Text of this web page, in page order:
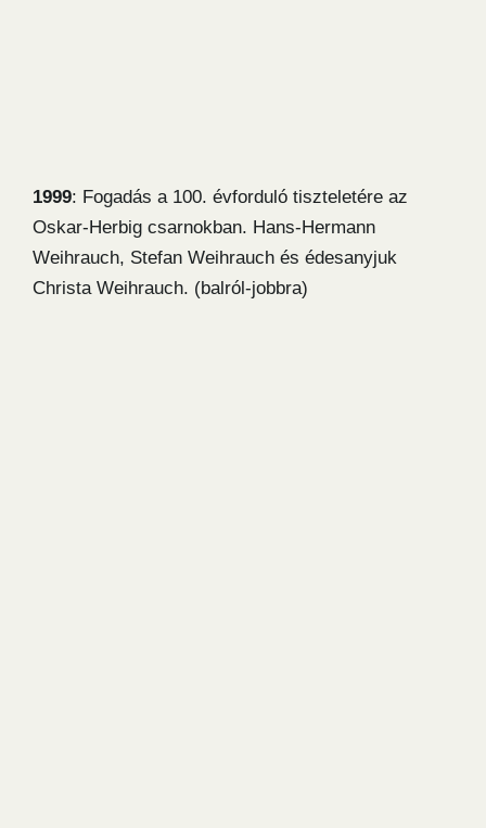
1999: Fogadás a 100. évforduló tiszteletére az
Oskar-Herbig csarnokban. Hans-Hermann
Weihrauch, Stefan Weihrauch és édesanyjuk
Christa Weihrauch. (balról-jobbra)